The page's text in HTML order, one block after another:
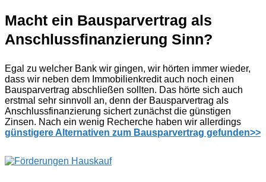
Macht ein Bausparvertrag als
Anschlussfinanzierung Sinn?
Egal zu welcher Bank wir gingen, wir hörten immer wieder,
dass wir neben dem Immobilienkredit auch noch einen
Bausparvertrag abschließen sollten. Das hörte sich auch
erstmal sehr sinnvoll an, denn der Bausparvertrag als
Anschlussfinanzierung sichert zunächst die günstigen
Zinsen. Nach ein wenig Recherche haben wir allerdings
günstigere Alternativen zum Bausparvertrag gefunden>>